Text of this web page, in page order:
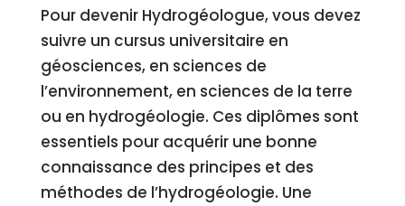
Pour devenir Hydrogéologue, vous devez
suivre un cursus universitaire en
géosciences, en sciences de
l’environnement, en sciences de la terre
ou en hydrogéologie. Ces diplômes sont
essentiels pour acquérir une bonne
connaissance des principes et des
méthodes de l’hydrogéologie. Une